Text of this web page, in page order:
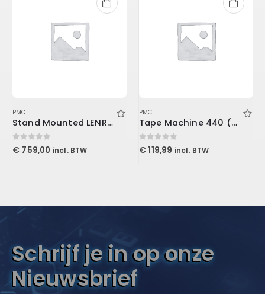
PMC
Stand Mounted LENRD Bass Trap, 4-Pack 30x30x121cm
0out of 5
€ 759,00 incl. BTW
PMC
Tape Machine 440 (Download)
0out of 5
€ 119,99 incl. BTW
Schrijf je in op onze
Nieuwsbrief